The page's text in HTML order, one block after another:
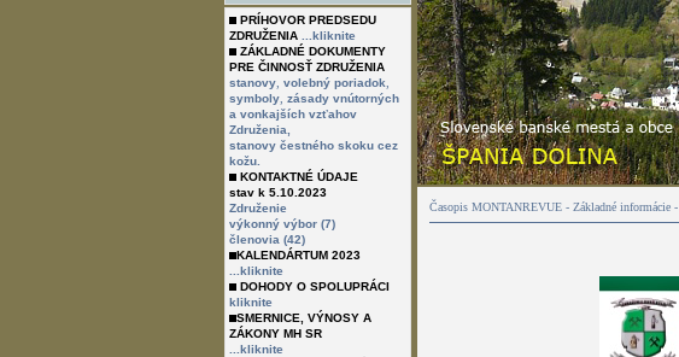
PRÍHOVOR PREDSEDU
ZDRUŽENIA
...kliknite
ZÁKLADNÉ DOKUMENTY
PRE ČINNOSŤ ZDRUŽENIA
stanovy, volebný poriadok
symboly, zásady vnútorných
a vonkajších vzťahov
Združenia,
stanovy čestného skoku cez
kožu.
KONTAKTNÉ ÚDAJE
stav k 5.10.2023
Združenie
výkonný výbor (7)
členovia (42)
KALENDÁRTUM 2023
...kliknite
DOHODY O SPOLUPRÁCI
kliknite
SMERNICE, VÝNOSY A
ZÁKONY MH SR
...kliknite
Časopis MONTANREVUE - Základné informácie -